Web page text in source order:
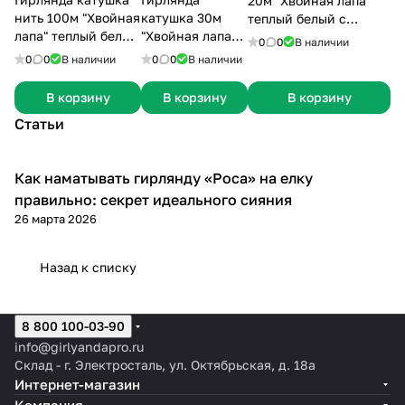
нить 100м "Хвойная
лапа" теплый белый
цвет на зеленом
0 0 В наличии
В корзину
катушка 30м
"Хвойная лапа"
разноцветная
проводе
0 0 В наличии
В корзину
теплый белый с
холодным мерцанием
0 0 В наличии
В корзину
Статьи
Гирлянды
Как наматывать гирлянду «Роса» на елку
правильно: секрет идеального сияния
26 марта 2026
Назад к списку
8 800 100-03-90
info@girlyandapro.ru
Склад - г. Электросталь, ул. Октябрьская, д. 18а
Интернет-магазин